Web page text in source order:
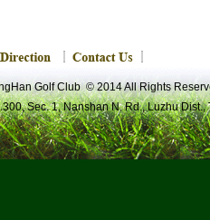
Golf Club © 2014 All Rights
Sec. 1, Nanshan N. Rd., Luzhu Dist.,